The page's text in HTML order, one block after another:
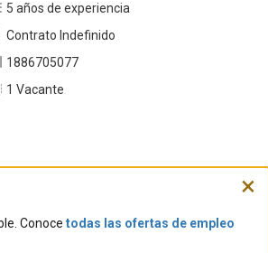
5 años de experiencia
Contrato Indefinido
1886705077
1 Vacante
Conoce todas las ofertas de empleo
×